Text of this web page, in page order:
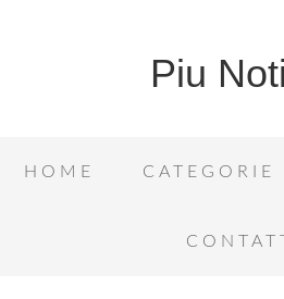
Piu
HOME CATEGORIE